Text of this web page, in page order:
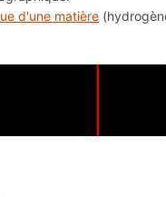
d'une matière